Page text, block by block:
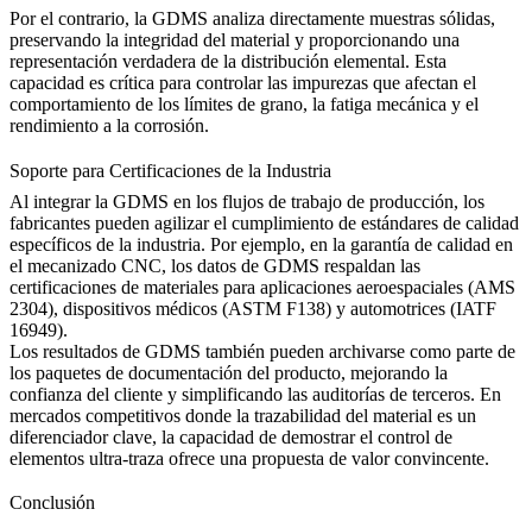
Por el contrario, la GDMS analiza directamente muestras sólidas,
preservando la integridad del material y proporcionando una
representación verdadera de la distribución elemental. Esta
capacidad es crítica para controlar las impurezas que afectan el
comportamiento de los límites de grano, la fatiga mecánica y el
rendimiento a la corrosión.
Soporte para Certificaciones de la Industria
Al integrar la GDMS en los flujos de trabajo de producción, los
fabricantes pueden agilizar el cumplimiento de estándares de calidad
específicos de la industria. Por ejemplo, en la garantía de calidad en
el mecanizado CNC, los datos de GDMS respaldan las
certificaciones de materiales para aplicaciones aeroespaciales (AMS
2304), dispositivos médicos (ASTM F138) y automotrices (IATF
16949).
Los resultados de GDMS también pueden archivarse como parte de
los paquetes de documentación del producto, mejorando la
confianza del cliente y simplificando las auditorías de terceros. En
mercados competitivos donde la trazabilidad del material es un
diferenciador clave, la capacidad de demostrar el control de
elementos ultra-traza ofrece una propuesta de valor convincente.
Conclusión